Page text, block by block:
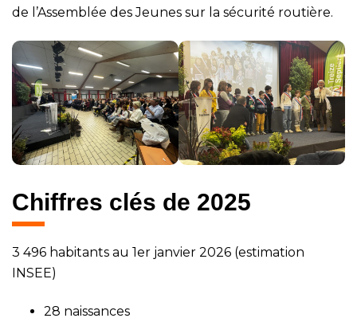
de l’Assemblée des Jeunes sur la sécurité routière.
Chiffres clés de 2025
3 496 habitants au 1er janvier 2026 (estimation
INSEE)
28 naissances